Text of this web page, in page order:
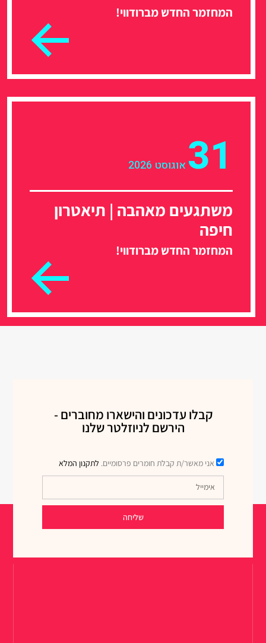
המחזמר החדש מברודווי!
31 אוגוסט 2026
משתגעים מאהבה | תיאטרון
חיפה
המחזמר החדש מברודווי!
קבלו עדכונים והישארו מחוברים -
הירשם לניוזלטר שלנו
אני מאשר/ת קבלת חומרים פרסומיים. לתקנון המלא
שליחה